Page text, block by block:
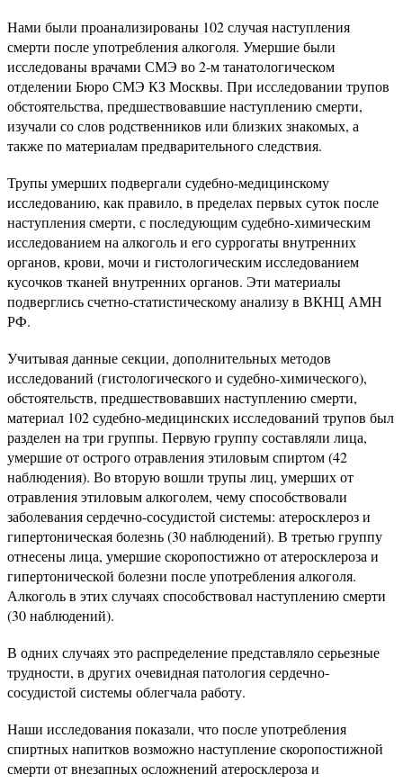
Нами были проанализированы 102 случая наступления
смерти после употребления алкоголя. Умершие были
исследованы врачами СМЭ во 2-м танатологическом
отделении Бюро СМЭ КЗ Москвы. При исследовании трупов
обстоятельства, предшествовавшие наступлению смерти,
изучали со слов родственников или близких знакомых, а
также по материалам предварительного следствия.
Трупы умерших подвергали судебно-медицинскому
исследованию, как правило, в пределах первых суток после
наступления смерти, с последующим судебно-химическим
исследованием на алкоголь и его суррогаты внутренних
органов, крови, мочи и гистологическим исследованием
кусочков тканей внутренних органов. Эти материалы
подверглись счетно-статистическому анализу в ВКНЦ АМН
РФ.
Учитывая данные секции, дополнительных методов
исследований (гистологического и судебно-химического),
обстоятельств, предшествовавших наступлению смерти,
материал 102 судебно-медицинских исследований трупов был
разделен на три группы. Первую группу составляли лица,
умершие от острого отравления этиловым спиртом (42
наблюдения). Во вторую вошли трупы лиц, умерших от
отравления этиловым алкоголем, чему способствовали
заболевания сердечно-сосудистой системы: атеросклероз и
гипертоническая болезнь (30 наблюдений). В третью группу
отнесены лица, умершие скоропостижно от атеросклероза и
гипертонической болезни после употребления алкоголя.
Алкоголь в этих случаях способствовал наступлению смерти
(30 наблюдений).
В одних случаях это распределение представляло серьезные
трудности, в других очевидная патология сердечно-
сосудистой системы облегчала работу.
Наши исследования показали, что после употребления
спиртных напитков возможно наступление скоропостижной
смерти от внезапных осложнений атеросклероза и